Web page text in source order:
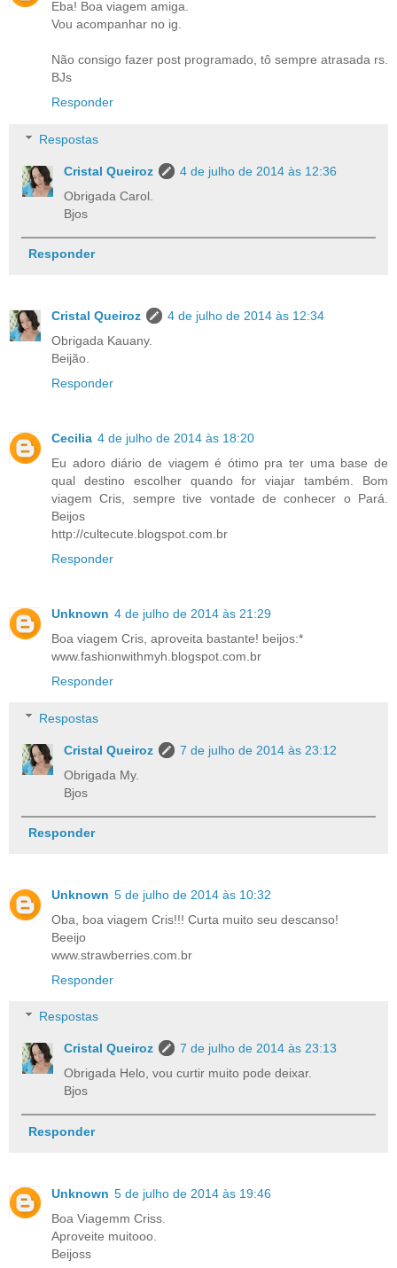
Eba! Boa viagem amiga.
Vou acompanhar no ig.
Não consigo fazer post programado, tô sempre atrasada rs.
BJs
Responder
Respostas
Cristal Queiroz
4 de julho de 2014 às 12:36
Obrigada Carol.
Bjos
Responder
Cristal Queiroz
4 de julho de 2014 às 12:34
Obrigada Kauany.
Beijão.
Responder
Cecilia 4 de julho de 2014 às 18:20
Eu adoro diário de viagem é ótimo pra ter uma base de
qual destino escolher quando for viajar também. Bom
viagem Cris, sempre tive vontade de conhecer o Pará.
Beijos
http://cultecute.blogspot.com.br
Responder
Unknown 4 de julho de 2014 às 21:29
Boa viagem Cris, aproveita bastante! beijos:*
www.fashionwithmyh.blogspot.com.br
Responder
Respostas
Cristal Queiroz
7 de julho de 2014 às 23:12
Obrigada My.
Bjos
Responder
Unknown 5 de julho de 2014 às 10:32
Oba, boa viagem Cris!!! Curta muito seu descanso!
Beeijo
www.strawberries.com.br
Responder
Respostas
Cristal Queiroz
7 de julho de 2014 às 23:13
Obrigada Helo, vou curtir muito pode deixar.
Bjos
Responder
Unknown 5 de julho de 2014 às 19:46
Boa Viagemm Criss.
Aproveite muitooo.
Beijoss